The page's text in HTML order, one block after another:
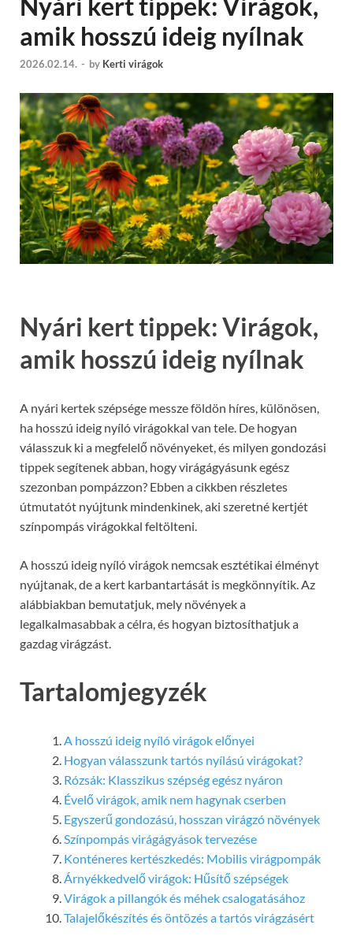
amik hosszú ideig nyílnak
2026.02.14. - by Kerti virágok
Nyári kert tippek: Virágok,
amik hosszú ideig nyílnak
A nyári kertek szépsége messze földön híres, különösen,
ha hosszú ideig nyíló virágokkal van tele. De hogyan
válasszuk ki a megfelelő növényeket, és milyen gondozási
tippek segítenek abban, hogy virágágyásunk egész
szezonban pompázzon? Ebben a cikkben részletes
útmutatót nyújtunk mindenkinek, aki szeretné kertjét
színpompás virágokkal feltölteni.
A hosszú ideig nyíló virágok nemcsak esztétikai élményt
nyújtanak, de a kert karbantartását is megkönnyítik. Az
alábbiakban bemutatjuk, mely növények a
legalkalmasabbak a célra, és hogyan biztosíthatjuk a
gazdag virágzást.
Tartalomjegyzék
A hosszú ideig nyíló virágok előnyei
Hogyan válasszunk tartós nyílású virágokat?
Rózsák: Klasszikus szépség egész nyáron
Évelő virágok, amik nem hagynak cserben
Egyszerű gondozású, hosszan virágzó növények
Színpompás virágágyások tervezése
Konténeres kertészkedés: Mobilis virágpompák
Árnyékkedvelő virágok: Hűsítő szépségek
Virágok a pillangók és méhek csalogatásához
Talajelőkészítés és öntözés a tartós virágzásért